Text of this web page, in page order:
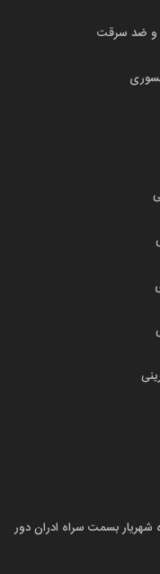
و ضد سرقت
جاده شهریار بسمت سراه ادران دور